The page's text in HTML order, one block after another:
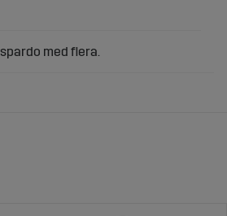
med flera.